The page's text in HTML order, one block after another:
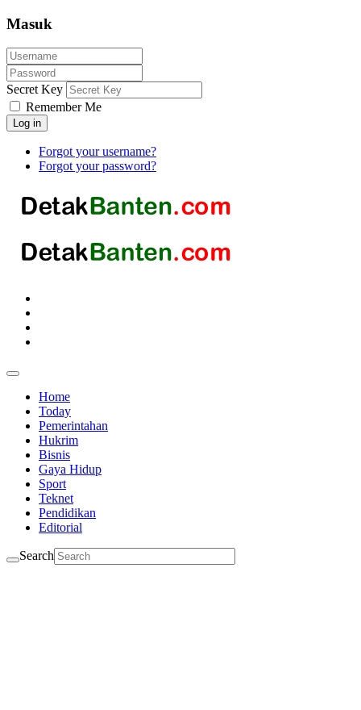
Masuk
Secret Key
Remember Me
Log in
Forgot your username?
Forgot your password?
Home
Today
Pemerintahan
Hukrim
Bisnis
Gaya Hidup
Sport
Teknet
Pendidikan
Editorial
Search